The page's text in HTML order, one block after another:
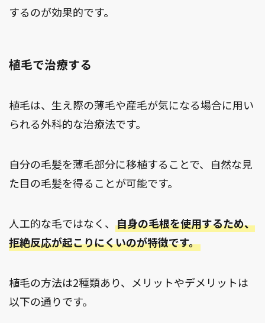
するのが効果的です。
植毛で治療する
植毛は、生え際の薄毛や産毛が気になる場合に用い
られる外科的な治療法です。
自分の毛髪を薄毛部分に移植することで、自然な見
た目の毛髪を得ることが可能です。
人工的な毛ではなく、 自身の毛根を使用するため、
拒絶反応が起こりにくいのが特徴です。
植毛の方法は2種類あり、メリットやデメリットは
以下の通りです。